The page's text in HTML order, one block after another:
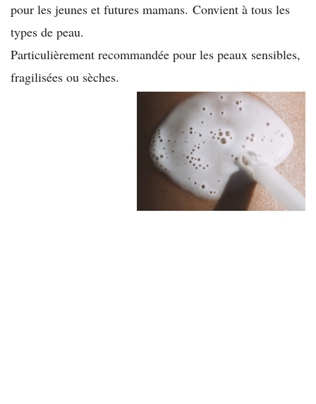
pour les jeunes et futures mamans. Convient à tous les
types de peau.
Particulièrement recommandée pour les peaux sensibles,
fragilisées ou sèches.